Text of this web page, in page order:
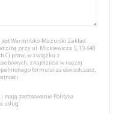
Warmińsko-Mazurski Zakład
przy ul. Mickiewicza 5, 10-548
Ci praw, w związku z
znajdziesz w naszej
formularza oświadczasz,
i mają zastosowanie Polityka
usług